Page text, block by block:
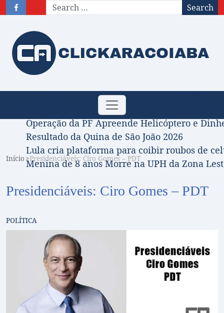
Search
Toggle
navigation
Obituário – Nota de falecimento: 31/07/2026
Comissão Aprova Projeto de Jilmar Tatto
Operação da PF Apreende Helicóptero e
Resultado da Quina de São João 2026
Lula cria plataforma para coibir roubos de
Menina de 8 anos Morre na UPH da Zona
Início Presidenciáveis: Ciro Gomes – PDT
Presidenciáveis: Ciro Gomes – PDT
POLÍTICA